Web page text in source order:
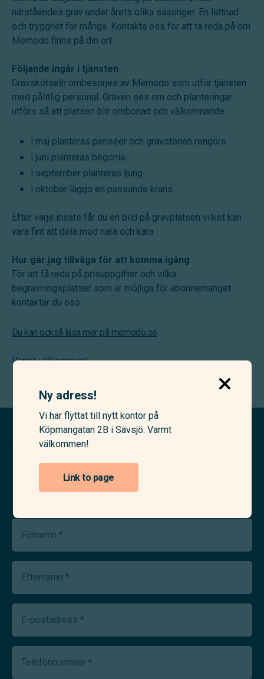
närståendes grav under årets olika säsonger. En lättnad
och trygghet för många. Kontakta oss för att ta reda på om
Memodo finns på din ort.
Följande ingår i tjänsten
Gravskötseln ombesörjes av Memodo som utför tjänsten
med pålitlig personal. Graven ses om och planteringar
utförs så att platsen blir ombonad och välkomnande:
i maj planteras penséer och gravstenen rengörs
i juni planteras begonia
i september planteras ljung
i oktober läggs en passande krans.
Efter varje insats får du en bild på gravplatsen vilket kan
vara fint att dela med nära och kära
Hur går jag tillväga för att komma igång
För att få reda på prisuppgifter och vilka
begravningsplatser som är möjliga för abonnemanget
kontaktar du oss.
Du kan också läsa mer på memodo.se
Varmt välkommen!
Kontakta oss
(Required)
(Required)
postadress
(Required)
(Required)
Ny adress!
Vi har flyttat till nytt kontor på
Köpmangatan 2B i Sävsjö. Varmt
välkommen!
Link to page